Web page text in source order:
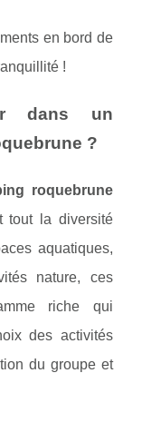
en bord de
!
dans un
?
roquebrune
tout la diversité
aquatiques,
nature, ces
riche qui
des activités
du groupe et